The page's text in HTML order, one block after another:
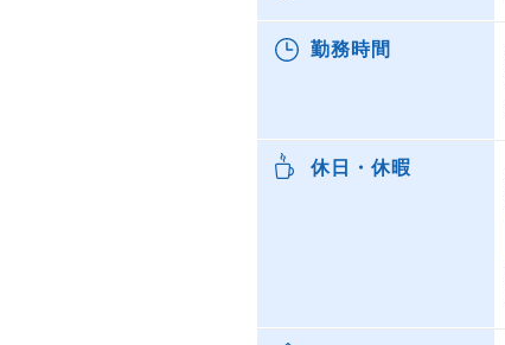
勤務時間
休日・休暇